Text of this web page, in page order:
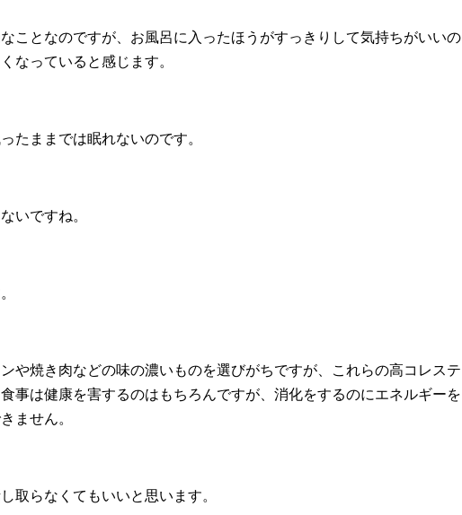
ことなのですが、お風呂に入ったほうがすっきりして気持ちがいいの
なっていると感じます。
たままでは眠れないのです。
いですね。
や焼き肉などの味の濃いものを選びがちですが、これらの高コレステ
事は健康を害するのはもちろんですが、消化をするのにエネルギーを
ません。
取らなくてもいいと思います。